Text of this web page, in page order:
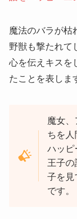
魔法のバラが枯
野獣も撃たれて
心を伝えキスを
たことを表しま
魔女、
ちを人
ハッピ
王子の
子を見
です。